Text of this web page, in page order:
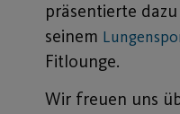
14.00 Uhr
Ebensee,
40–60
in